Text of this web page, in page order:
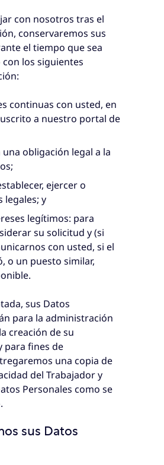
con nosotros tras el
conservaremos sus
el tiempo que sea
los siguientes
continuas con usted, en
a nuestro portal de
una obligación legal a la
ejercer o
legales; y
legítimos: para
su solicitud y (si
con usted, si el
o un puesto similar,
sus Datos
para la administración
creación de su
para fines de
una copia de
del Trabajador y
Personales como se
sus Datos